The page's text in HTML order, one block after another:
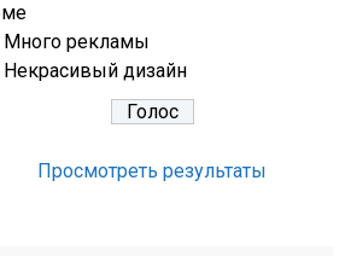
Много рекламы
Некрасивый дизайн
Просмотреть результаты